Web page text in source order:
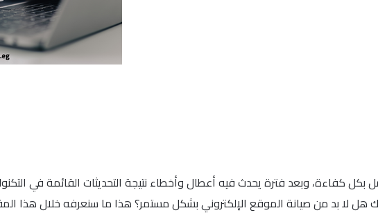
كفاءة، وبعد فترة يحدث فيه أعطال وأخطاء نتيجة التحديثات القائمة في
هل لا بد من صيانة الموقع الإلكتروني بشكل مستمر؟ هذا ما سنعرفه خلال هذا